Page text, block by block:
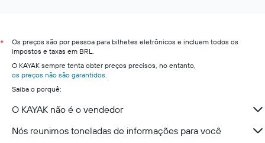
*
Os preços são por pessoa para bilhetes eletrônicos e incluem todos os
impostos e taxas em BRL.
O KAYAK sempre tenta obter preços precisos, no entanto,
os preços não são garantidos.
Saiba o porquê:
O KAYAK não é o vendedor
Nós reunimos toneladas de informações para você